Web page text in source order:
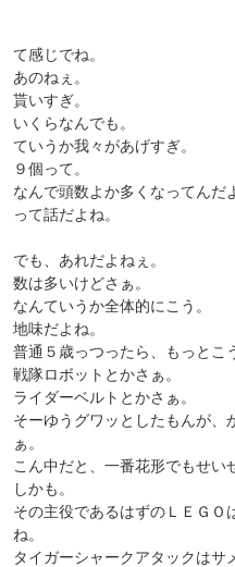
て感じでね。
あのねぇ。
貰いすぎ。
いくらなんでも。
ていうか我々があげすぎ。
９個って。
なんで頭数よか多くなってんだ
って話だよね。
でも、あれだよねぇ。
数は多いけどさぁ。
なんていうか全体的にこう。
地味だよね。
普通５歳っつったら、もっとこ
戦隊ロボットとかさぁ。
ライダーベルトとかさぁ。
そーゆうグワッとしたもんが、
ぁ。
こん中だと、一番花形でもせい
しかも。
その主役であるはずのＬＥＧＯ
ね。
タイガーシャークアタックはサ